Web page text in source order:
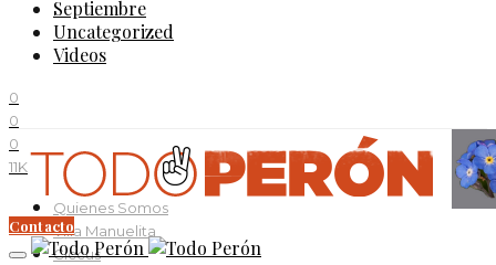
Septiembre
Uncategorized
Videos
0
0
0
11K
Quienes Somos
Villa Manuelita
Ciccus
Contacto